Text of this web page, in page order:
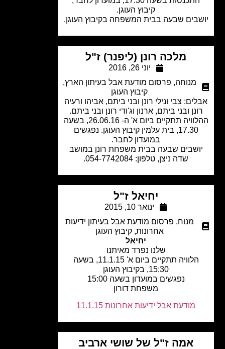
קיבוץ העוגן.
שבעה בבית המשפחה בקיבוץ העוגן.​
מלכה רונן (ליפנר) ז"ל
מנוחה
פרסום מודעת אבל בעיתון הארץ,
קיבוץ העוגן
צבי ונילי רונן ובני ביתם, אביהו ורעיה
ובני ביתם, ארנון וג'ודי רונן ובני ביתם.
ההלוויה תתקיים ביום א' ה- 26.06.16, בשעה
17.30, בית עלמין קיבוץ העוגן. נפגשים
במועדון לחבר.
שבעה בבית משפחת רונן במושב
שדה ניצן, טלפון: 054-7742084.
יחיאל ז"ל
ינואר 10, 2015
מנוח,
פרסום מודעת אבל בעיתון ידיעות
אחרונות,קיבוץ העוגן
שלנו נפרד מאיתנו
הלוויה תתקיים ביום א' 11.1.15, בשעה
נפגשים במועדון בשעה 15:00
משפחת דורון
מודעת אבל ידיעות אחרונות 11.1.15
אמה ז"ל של שושי ארביב